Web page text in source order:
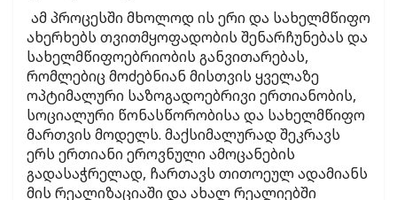
ამ პროცესში მხოლოდ ის ერი და სახელმწიფო
ახერხებს თვითმყოფადობის შენარჩუნებას და
სახელმწიფოებრიობის განვითარებას,
რომლებიც მოძებნიან მისთვის ყველაზე
ოპტიმალური საზოგადოებრივი ერთიანობის,
სოციალური წონასწორობისა და სახელმწიფო
მართვის მოდელს. მაქსიმალურად შეკრავს
ერს ერთიანი ეროვნული ამოცანების
გადასაჭრელად, ჩართავს თითოეულ ადამიანს
მის რეალიზაციაში და ახალ რეალიებში